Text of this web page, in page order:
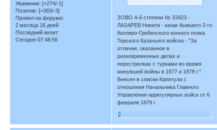
Уважение: [+274/-1]
Позитив: [+383/-3]
Провел на форуме:
2 месяца 16 дней
Последний визит:
Сегодня 07:48:56
ЗОВО 4-й степени № 33423 -
ЛАЗАРЕВ Никита - казак бывшего 2-го
Кизляро-Гребенского конного полка
Терского Казачьего войска - "За
отличие, оказанное в
разновременных делах и
перестрелках с турками во время
минувшей войны в 1877 и 1878 г.".
Внесен в списки Капитула с
отношения Начальника Главного
Управления иррегулярных войск от 6
февраля 1879 г.
0